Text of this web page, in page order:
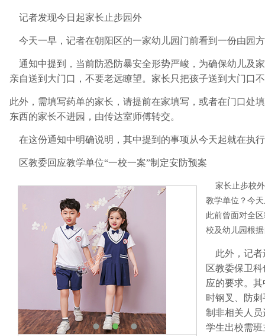
记者发现今日起家长止步园外
今天一早，记者在朝阳区的一家幼儿园门前看到一份由园
通知中提到，当前防恐防暴安全形势严峻，为确保幼儿及
亲自送到大门口，不要老远瞭望。家长只把孩子送到大门口
此外，需填写药单的家长，请提前在家填写，或者在门口处
东西的家长不进园，由传达室师傅转交。
在这份通知中明确说明，其中提到的事项从今天起就在执
区教委回应教学单位“一校一案”制定安防预案
家长止步校外
教学单位？今
此前曾面对全
校及幼儿园根
此外，记者
区教委保卫
应的要求。
时钢叉、防
制非相关人
学生出校需